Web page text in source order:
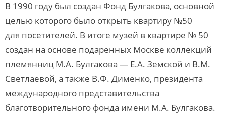
В 1990 году был создан Фонд Булгакова, основной
целью которого было открыть квартиру №50
для посетителей. В итоге музей в квартире № 50
создан на основе подаренных Москве коллекций
племянниц М.А. Булгакова — Е.А. Земской и В.М.
Светлаевой, а также В.Ф. Дименко, президента
международного представительства
благотворительного фонда имени М.А. Булгакова.